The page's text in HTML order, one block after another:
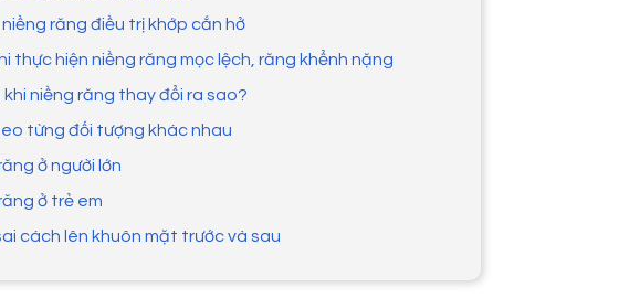
răng điều trị khớp cắn hở
thực hiện niềng răng mọc lệch, răng khểnh nặng
niềng răng thay đổi ra sao?
từng đối tượng khác nhau
ở người lớn
ở trẻ em
cách lên khuôn mặt trước và sau